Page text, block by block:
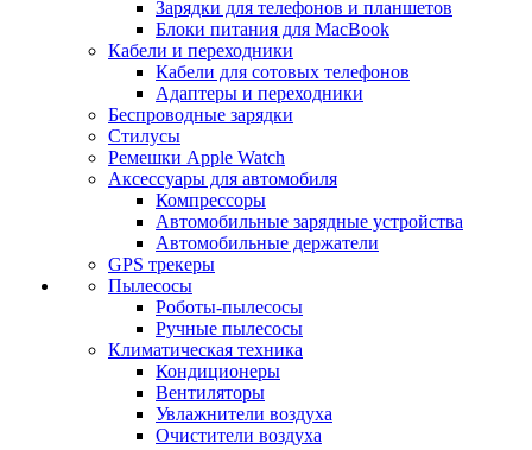
Зарядки для телефонов и планшетов
Блоки питания для MacBook
Кабели и переходники
Кабели для сотовых телефонов
Адаптеры и переходники
Беспроводные зарядки
Стилусы
Ремешки Apple Watch
Аксессуары для автомобиля
Компрессоры
Автомобильные зарядные устройства
Автомобильные держатели
GPS трекеры
Пылесосы
Роботы-пылесосы
Ручные пылесосы
Климатическая техника
Кондиционеры
Вентиляторы
Увлажнители воздуха
Очистители воздуха